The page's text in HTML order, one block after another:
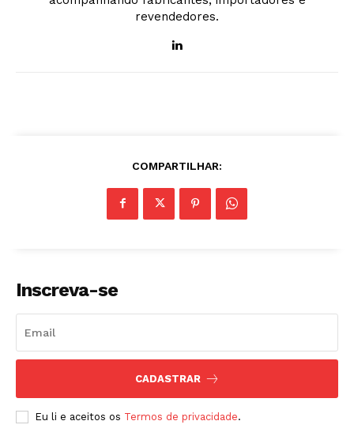
revendedores.
COMPARTILHAR:
Inscreva-se
CADASTRAR
Eu li e aceitos os Termos de privacidade.